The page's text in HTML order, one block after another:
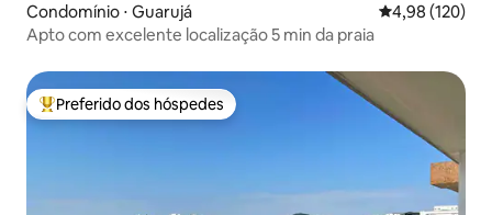
Condomínio ⋅ Guarujá 4,98 de uma
4,98 (120)
Apto com excelente localização 5 min da praia
Entre os melhores preferidos dos hóspedes
Preferido dos hóspedes